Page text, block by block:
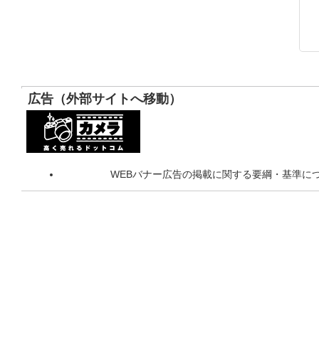
広告（外部サイトへ移動）
WEBバナー広告の掲載に関する要綱・基準に